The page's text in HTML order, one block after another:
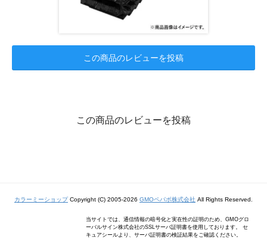
この商品のレビューを投稿
この商品のレビューを投稿
カラーミーショップCopyright (C) 2005-2026 GMOペパボ株式会社 All Rights Reserved.
当サイトでは、通信情報の暗号化と実在性の証明のため、GMOグロ
ーバルサイン株式会社のSSLサーバ証明書を使用しております。 セ
キュアシールより、サーバ証明書の検証結果をご確認ください。